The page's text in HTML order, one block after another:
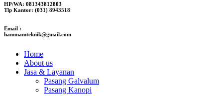
HP/WA: 081343812803
Tlp Kantor: (031) 8943518
Email :
hammamteknik@gmail.com
Home
About us
Jasa & Layanan
Pasang Galvalum
Pasang Kanopi